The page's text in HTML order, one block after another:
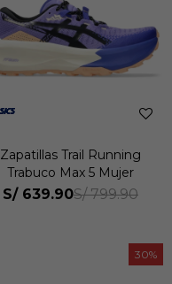
Zapatillas Trail Running
Trabuco Max 5 Mujer
S/ 639.90S/ 799.90
30